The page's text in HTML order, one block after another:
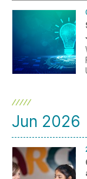
Jun 2026